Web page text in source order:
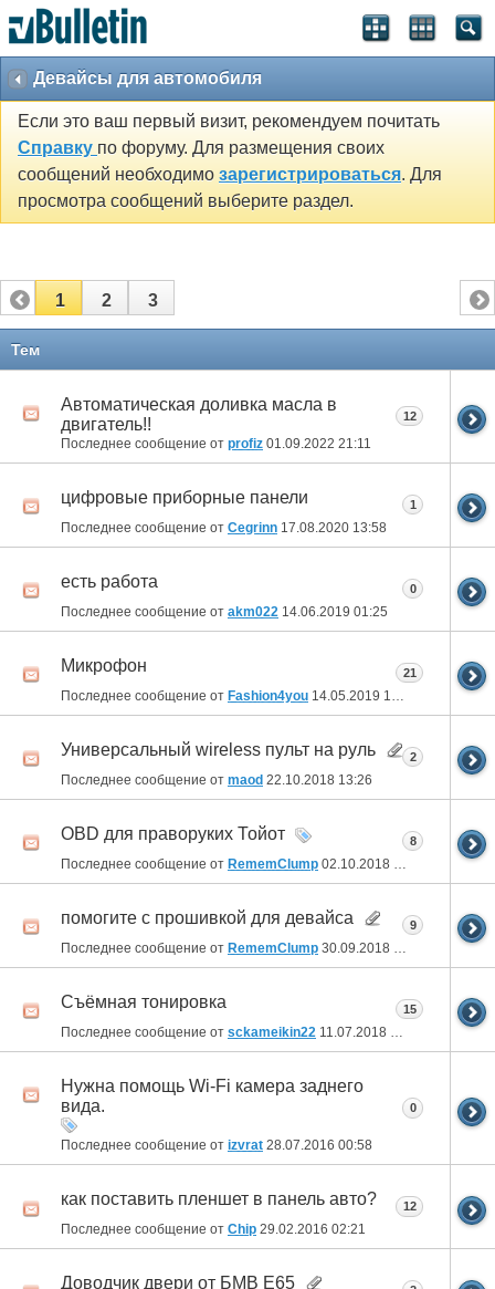
Девайсы для автомобиля
Если это ваш первый визит, рекомендуем почитать
Справку по форуму. Для размещения своих
сообщений необходимо зарегистрироваться. Для
просмотра сообщений выберите раздел.
1 2 3
Тем
Автоматическая доливка масла в
двигатель!!
Последнее сообщение от profiz 01.09.2022 21:11
12
цифровые приборные панели
Последнее сообщение от Cegrinn 17.08.2020 13:58
1
есть работа
Последнее сообщение от akm022 14.06.2019 01:25
0
Микрофон
Последнее сообщение от Fashion4you 14.05.2019 17:16
21
Универсальный wireless пульт на руль
Последнее сообщение от maod 22.10.2018 13:26
2
OBD для праворуких Тойот
Последнее сообщение от RememClump 02.10.2018 05:39
8
помогите с прошивкой для девайса
Последнее сообщение от RememClump 30.09.2018 13:21
9
Съёмная тонировка
Последнее сообщение от sckameikin22 11.07.2018 12:09
15
Нужна помощь Wi-Fi камера заднего
вида.
Последнее сообщение от izvrat 28.07.2016 00:58
0
как поставить пленшет в панель авто?
Последнее сообщение от Chip 29.02.2016 02:21
12
Доводчик двери от БМВ Е65